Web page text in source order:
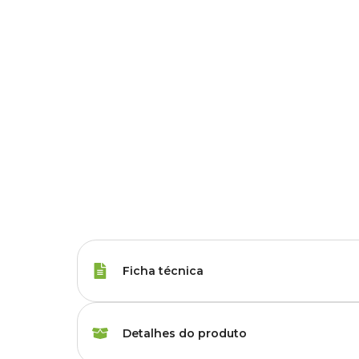
Ficha técnica
Detalhes do produto